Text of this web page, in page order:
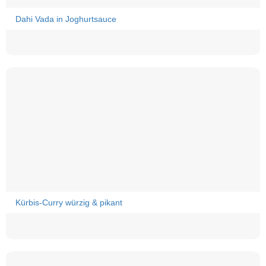
Dahi Vada in Joghurtsauce
Kürbis-Curry würzig & pikant